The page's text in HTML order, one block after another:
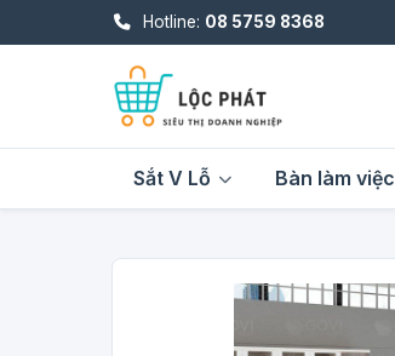
Hotline: 08 5759 8368
Sắt V Lỗ Bàn làm việc